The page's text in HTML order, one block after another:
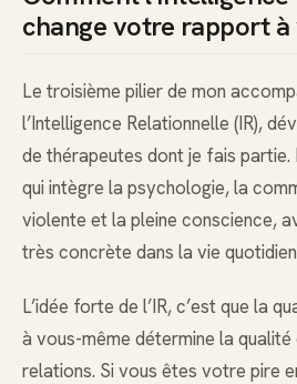
change votre rapport à
Le troisième pilier de mon
l’Intelligence Relationnelle (IR),
de thérapeutes dont je fais partie.
qui intègre la psychologie, la
violente et la pleine conscience,
très concrète dans la vie
L’idée forte de l’IR, c’est que la
à vous-même détermine la
relations. Si vous êtes votre pire